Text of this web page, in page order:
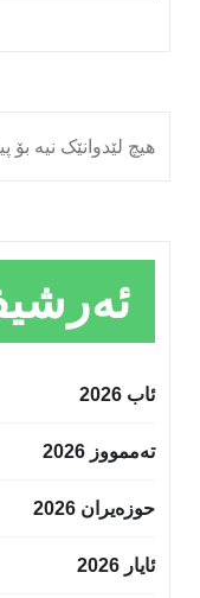
هیچ لێدوانێک نیە بۆ
ئاب 2026
تەممووز 2026
حوزه‌یران 2026
ئایار 2026